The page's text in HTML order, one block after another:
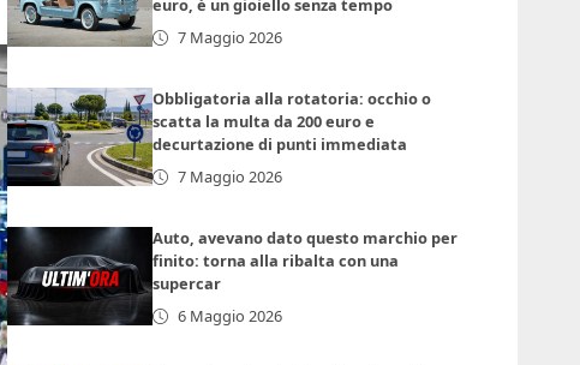
euro, è un gioiello senza tempo
7 Maggio 2026
Obbligatoria alla rotatoria: occhio o
scatta la multa da 200 euro e
decurtazione di punti immediata
7 Maggio 2026
Auto, avevano dato questo marchio per
finito: torna alla ribalta con una
supercar
6 Maggio 2026